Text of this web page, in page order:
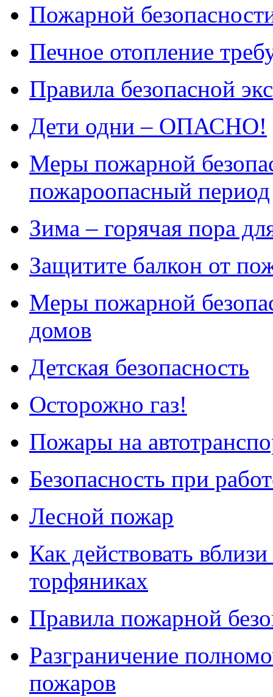
Пожарной
Печное отопление
Правила безопасной
Дети одни – ОПАСНО!
Меры пожарной
пожароопасный период
Зима – горячая пора
Защитите балкон от
Меры пожарной
домов
Детская безопасность
Осторожно газ!
Пожары на
Безопасность при
Лесной пожар
Как действовать
торфяниках
Правила пожарной
Разграничение
пожаров